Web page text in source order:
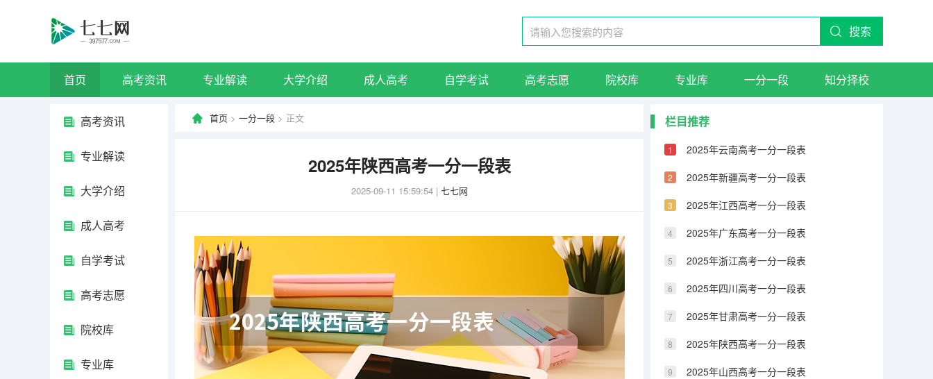
搜索
首页 高考资讯 专业解读 大学介绍 成人高考 自学考试 高考志愿 院校库 专业库 一分一段 知分择校
高考资讯
专业解读
大学介绍
成人高考
自学考试
高考志愿
院校库
专业库
首页 > 一分一段 > 正文
2025年陕西高考一分一段表
2025-09-11 15:59:54 | 七七网
栏目推荐
2025年云南高考一分一段表
2025年新疆高考一分一段表
2025年江西高考一分一段表
2025年广东高考一分一段表
2025年浙江高考一分一段表
2025年四川高考一分一段表
2025年甘肃高考一分一段表
2025年陕西高考一分一段表
2025年山西高考一分一段表